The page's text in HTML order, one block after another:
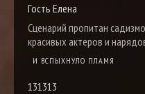
Гость Елена
Сценарий пропитан
красивых актеров и
И ВСПЫХНУЛО ПЛАМЯ
131313